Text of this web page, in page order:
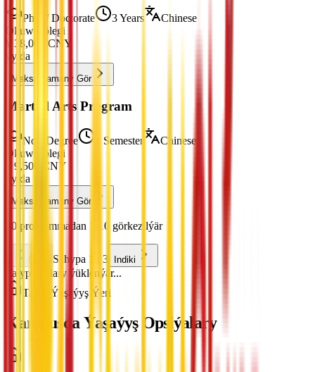
PhD / Doctorate 3 Years
Chinese
Okuw Tölegi
¥ 38,000
CNY
ýylda
Maksatnamany Gör
Martial Arts Program
Non-Degree 1 Semester
Chinese
Okuw Tölegi
9,500
CNY
ýylda
Maksatnamany Gör
30 programmadan 1-10 görkezilýär
Sahypa 1 / 3 Indiki
Talyp haklary ýüklenýär...
Talyp Ýaşaýyş Ýeri
Kampusda Ýaşaýyş Opsiýalary